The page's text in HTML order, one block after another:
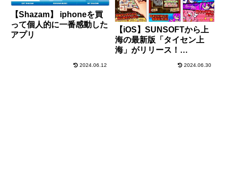
【Shazam】 iphoneを買
って個人的に一番感動した
アプリ
2024.06.12
【iOS】SUNSOFTから上
海の最新版「タイセン上
海」がリリース！
2024.06.30